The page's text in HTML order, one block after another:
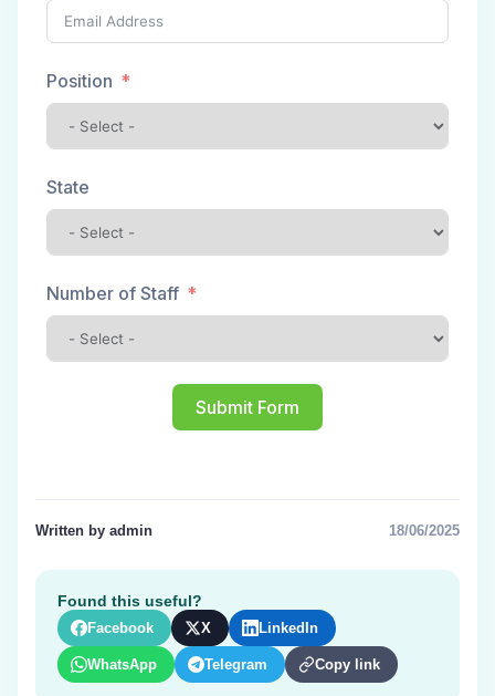
Position
State
Number of Staff
Submit Form
Written by admin 18/06/2025
Found this useful?
Facebook X LinkedIn
WhatsApp Telegram Copy link